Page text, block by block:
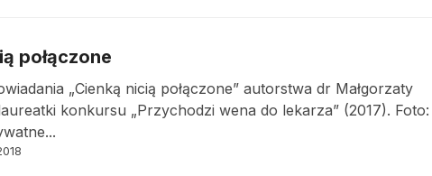
połączone
„Cienką nicią połączone” autorstwa dr Małgorzaty
konkursu „Przychodzi wena do lekarza” (2017). Foto: